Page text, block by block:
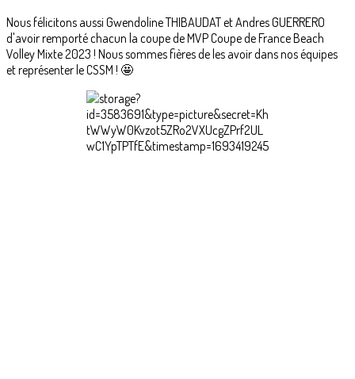
Nous félicitons aussi Gwendoline THIBAUDAT et Andres GUERRERO
d'avoir remporté chacun la coupe de MVP Coupe de France Beach
Volley Mixte 2023 ! Nous sommes fières de les avoir dans nos équipes
et représenter le CSSM ! 🤩